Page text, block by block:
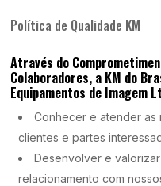
Política de Qualidade KM
Através do
Colaboradores, a KM do
Equipamentos de Imagem
Conhecer e atender as necessidades e expectativas dos
clientes e partes
Desenvolver e valorizar um contínuo e excelente nível de
relacionamento com